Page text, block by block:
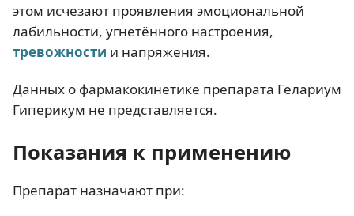
этом исчезают проявления эмоциональной
лабильности, угнетённого настроения,
тревожности и напряжения.
Данных о фармакокинетике препарата Гелариум
Гиперикум не представляется.
Показания к применению
Препарат назначают при: